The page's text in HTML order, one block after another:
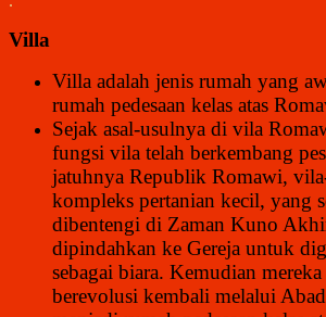
Villa
Villa adalah jenis rumah yang
rumah pedesaan kelas atas
Sejak asal-usulnya di vila
fungsi vila telah berkembang
jatuhnya Republik Romawi,
kompleks pertanian kecil, yang
dibentengi di Zaman Kuno
dipindahkan ke Gereja untuk
sebagai biara. Kemudian mereka
berevolusi kembali melalui